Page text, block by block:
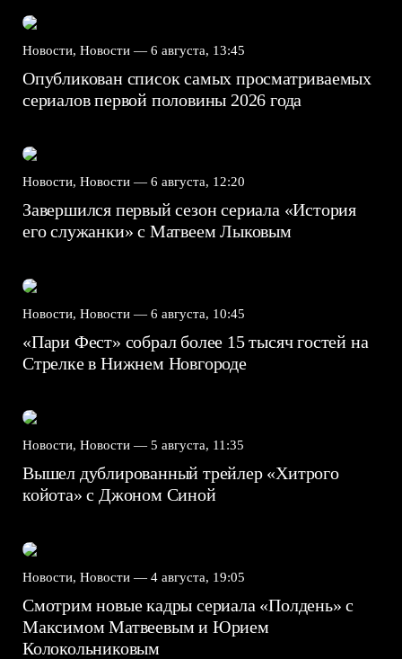
Новости, Новости — 6 августа, 13:45
Опубликован список самых просматриваемых
сериалов первой половины 2026 года
Новости, Новости — 6 августа, 12:20
Завершился первый сезон сериала «История
его служанки» с Матвеем Лыковым
Новости, Новости — 6 августа, 10:45
«Пари Фест» собрал более 15 тысяч гостей на
Стрелке в Нижнем Новгороде
Новости, Новости — 5 августа, 11:35
Вышел дублированный трейлер «Хитрого
койота» с Джоном Синой
Новости, Новости — 4 августа, 19:05
Смотрим новые кадры сериала «Полдень» с
Максимом Матвеевым и Юрием
Колокольниковым